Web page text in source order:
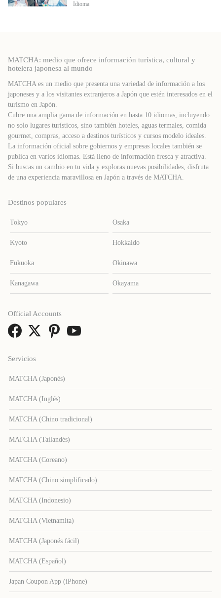
Idioma
MATCHA: medio que ofrece información turística, cultural y
hotelera japonesa al mundo
MATCHA es un medio que presenta una variedad de información a los
japoneses y a los visitantes extranjeros a Japón que estén interesados ​​en el
turismo en Japón.
Cubre una amplia gama de información en hasta 10 idiomas, incluyendo
no solo lugares turísticos, sino también hoteles, aguas termales, comida
gourmet, compras, acceso a destinos turísticos y cursos modelo ideales.
La información oficial sobre gobiernos y empresas locales también se
publica en varios idiomas. Está lleno de información fresca y atractiva.
Si buscas un cambio en tu vida y exploras nuevas posibilidades, disfruta
de una experiencia maravillosa en Japón a través de MATCHA.
Destinos populares
Tokyo Osaka
Kyoto Hokkaido
Fukuoka Okinawa
Kanagawa Okayama
Servicios
MATCHA (Japonés)
MATCHA (Inglés)
MATCHA (Chino tradicional)
MATCHA (Tailandés)
MATCHA (Coreano)
MATCHA (Chino simplificado)
MATCHA (Indonesio)
MATCHA (Vietnamita)
MATCHA (Japonés fácil)
MATCHA (Español)
Japan Coupon App (iPhone)
Official Accounts